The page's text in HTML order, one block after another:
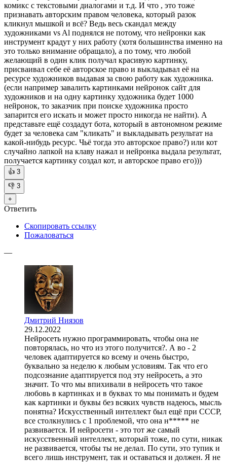
комикс с текстовыми диалогами и т.д. И что , это тоже
признавать авторским правом человека, который разок
кликнул мышкой и всё? Ведь весь скандал между
художниками vs Al поднялся не потому, что нейронки как
инструмент крадут у них работу (хотя большинства именно на
это только внимание обращало), а по тому, что любой
желающий в один клик получал красивую картинку,
присваивал себе её авторское право и выкладывал её на
ресурсе художников выдавая за свою работу как художника.
(если например завалить картинками нейронок сайт для
художников и на одну картинку художника будет 1000
нейронок, то заказчик при поиске художника просто
запарится его искать и может просто никогда не найти). А
представьте ещё создадут бота, который в автономном режиме
будет за человека сам "кликать" и выкладывать результат на
какой-нибудь ресурс. Чьё тогда это авторское право?) или кот
случайно лапкой на клаву нажал и нейронка выдала результат,
получается картинку создал кот, и авторское право его)))
👍 3
👎 3
+
Ответить
Скопировать ссылку
Пожаловаться
—
Дмитрий Ниязов
29.12.2022
Нейросеть нужно программировать, чтобы она не
повторялась, но что из этого получится?. А во - 2
человек адаптируется ко всему и очень быстро,
буквально за неделю к любым условиям. Так что его
подсознание адаптируется под эту нейросеть, а это
значит. То что мы впихивали в нейросеть что такое
любовь в картинках и в буквах то мы понимать и будем
как картинки и буквы без всяких чувств надеюсь, мысль
понятна? Искусственный интеллект был ещё при СССР,
все столкнулись с 1 проблемой, что она н***** не
развивается. И нейросети - это тот же самый
искусственный интеллект, который тоже, по сути, никак
не развивается, чтобы ты не делал. По сути, это тупик и
всего лишь инструмент, так и оставаться и должен. Я не